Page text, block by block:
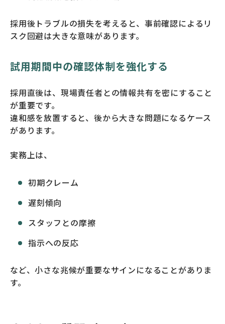
採用後トラブルの損失を考えると、事前確認によるリ
スク回避は大きな意味があります。
試用期間中の確認体制を強化する
採用直後は、現場責任者との情報共有を密にすること
が重要です。
違和感を放置すると、後から大きな問題になるケース
があります。
実務上は、
初期クレーム
遅刻傾向
スタッフとの摩擦
指示への反応
など、小さな兆候が重要なサインになることがありま
す。